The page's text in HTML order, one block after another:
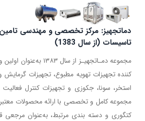
دماتجهیز: مرکز تخصصی و مهندسی
تاسیسات (از سال 1383)
مجموعه دمـاتجهیـز از
کننده تجهیزات تهویه مطبوع، تجهیزات گرمایش
استخر، سونا، جکوزی و تجهیزات کنترل فعالیت
کتگوری و دسته بندی مرتبط، به‌عنوان مرجعی